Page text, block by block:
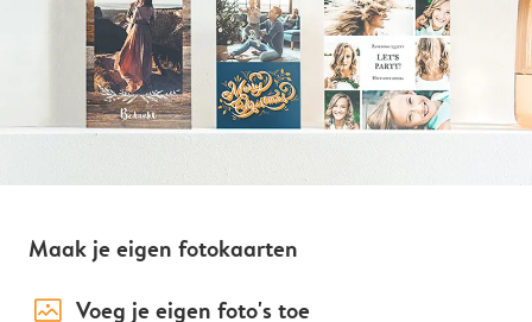
Maak je eigen fotokaarten
image_placeholder Voeg je eigen foto's toe